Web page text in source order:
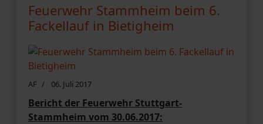
Feuerwehr Stammheim beim 6.
Fackellauf in Bietigheim
AF 06. Juli 2017
Bericht der Feuerwehr Stuttgart-
Stammheim vom 30.06.2017: